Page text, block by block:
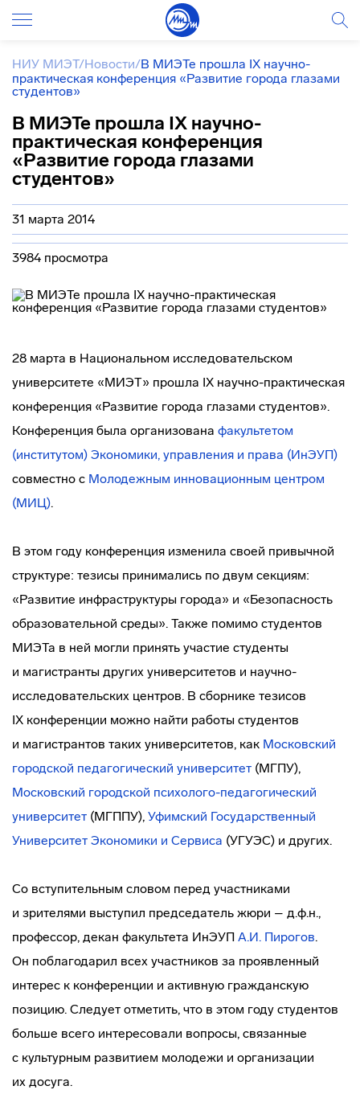
НИУ МИЭТ/Новости/В МИЭТе прошла IX научно-
практическая конференция «Развитие города глазами
студентов»
В МИЭТе прошла IX научно-
практическая конференция
«Развитие города глазами
студентов»
31 марта 2014
3984 просмотра
28 марта в Национальном исследовательском
университете «МИЭТ» прошла IX научно-практическая
конференция «Развитие города глазами студентов».
Конференция была организована факультетом
(институтом) Экономики, управления и права (ИнЭУП)
совместно с Молодежным инновационным центром
(МИЦ).
В этом году конференция изменила своей привычной
структуре: тезисы принимались по двум секциям:
«Развитие инфраструктуры города» и «Безопасность
образовательной среды». Также помимо студентов
МИЭТа в ней могли принять участие студенты
и магистранты других университетов и научно-
исследовательских центров. В сборнике тезисов
IX конференции можно найти работы студентов
и магистрантов таких университетов, как Московский
городской педагогический университет (МГПУ),
Московский городской психолого-педагогический
университет (МГППУ), Уфимский Государственный
Университет Экономики и Сервиса (УГУЭС) и других.
Со вступительным словом перед участниками
и зрителями выступил председатель жюри – д.ф.н.,
профессор, декан факультета ИнЭУП А.И. Пирогов.
Он поблагодарил всех участников за проявленный
интерес к конференции и активную гражданскую
позицию. Следует отметить, что в этом году студентов
больше всего интересовали вопросы, связанные
с культурным развитием молодежи и организации
их досуга.